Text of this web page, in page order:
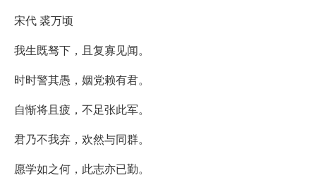
宋代 裘万顷
我生既驽下，且复寡见闻。
时时警其愚，姻党赖有君。
自惭将且疲，不足张此军。
君乃不我弃，欢然与同群。
愿学如之何，此志亦已勤。